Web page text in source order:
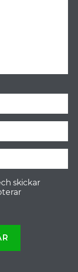
skickar